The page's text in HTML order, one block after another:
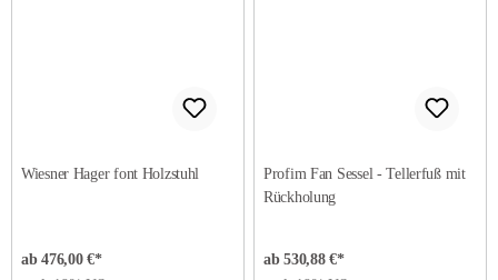
Wiesner Hager font Holzstuhl
ab 476,00 €*
Profim Fan Sessel - Tellerfuß mit
Rückholung
ab 530,88 €*